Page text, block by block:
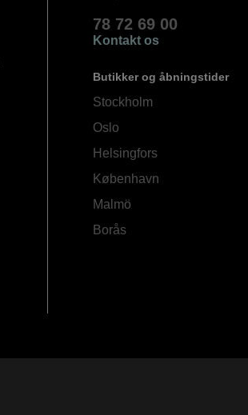
78 72 69 00
Kontakt os
Butikker og åbningstider
Stockholm
Oslo
Helsingfors
København
Malmö
Borås